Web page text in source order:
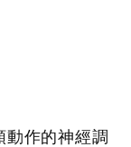
動作的神經調